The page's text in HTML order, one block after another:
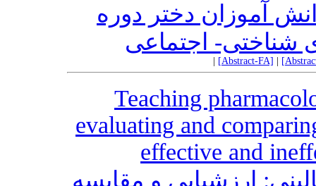
آموزان دختر دوره
شناختی- اجتماعی
[Abstract-FA]
Teaching
evaluating and
effective and
ارزشیابی و مقایسه